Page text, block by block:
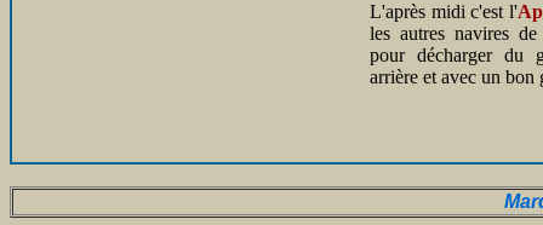
L'après midi c'est l'
les autres navires
pour décharger du
arrière et avec un bon